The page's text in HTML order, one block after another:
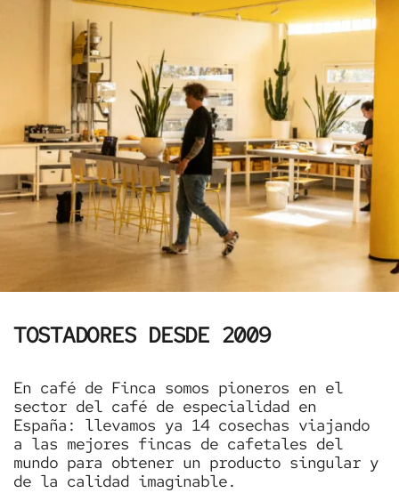
TOSTADORES DESDE 2009
En café de Finca somos pioneros en el
sector del café de especialidad en
España: llevamos ya 14 cosechas viajando
a las mejores fincas de cafetales del
mundo para obtener un producto singular y
de la calidad imaginable.